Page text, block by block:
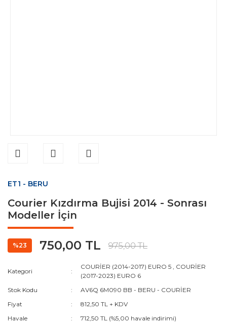
ET1 - BERU
Courier Kızdırma Bujisi 2014 - Sonrası
Modeller İçin
%23 750,00 TL 975,00 TL
Kategori
COURİER (2014-2017) EURO 5 , COURİER
(2017-2023) EURO 6
Stok Kodu
AV6Q 6M090 BB - BERU - COURİER
Fiyat
812,50 TL + KDV
Havale
712,50 TL (%5,00 havale indirimi)